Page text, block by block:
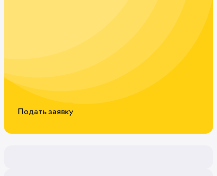
Подать заявку